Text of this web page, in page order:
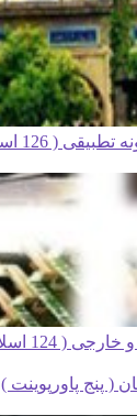
( 126 اسلاید )
اسلاید )
( پنج پاورپوینت )